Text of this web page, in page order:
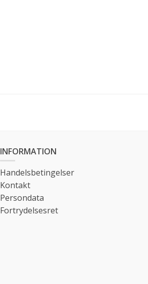
INFORMATION
Handelsbetingelser
Kontakt
Persondata
Fortrydelsesret